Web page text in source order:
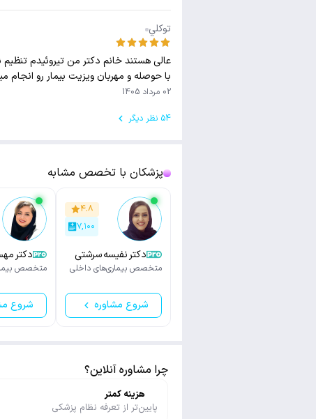
توكلي
عالی هستند خانم دکتر من تیروئیدم
با حوصله و مهربان ویزیت بیمار رو
02 مرداد 1405
54 نظر دیگر
پزشکان با تخصص مشابه
۴.۸
۷,۱۰۰
دکتر نفیسه سرشتی
متخصص بیماری‌های داخلی
شروع مشاوره
دکتر
پور
متخصص
شروع
چرا مشاوره آنلاین؟
هزینه کمتر
پایین‌تر از تعرفه نظام پزشکی